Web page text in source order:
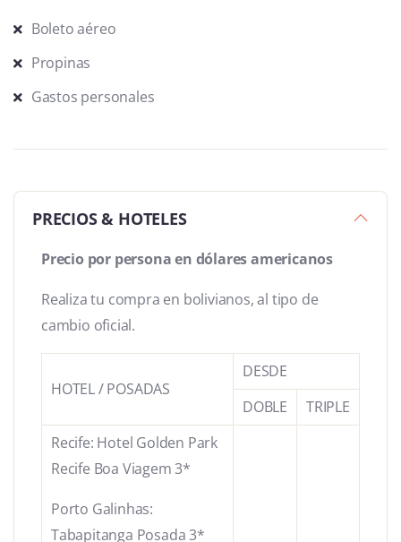
Boleto aéreo
Propinas
Gastos personales
PRECIOS & HOTELES
Precio por persona en dólares americanos
Realiza tu compra en bolivianos, al tipo de
cambio oficial.
HOTEL / POSADAS
DESDE
DOBLE
TRIPLE
Recife: Hotel Golden Park
Recife Boa Viagem 3*
Porto Galinhas:
Tabapitanga Posada 3*